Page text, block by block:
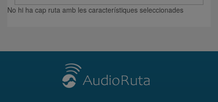
No hi ha cap ruta amb les característiques seleccionades